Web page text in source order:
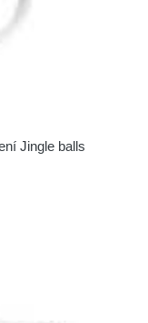
Jingle balls